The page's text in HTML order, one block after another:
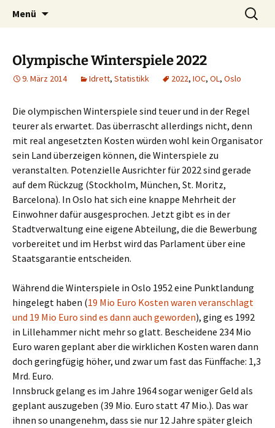
Menü
Suchen
nach:
Olympische Winterspiele 2022
9. März 2014 Idrett, Statistikk 2022, IOC, OL, Oslo
Die olympischen Winterspiele sind teuer und in der Regel
teurer als erwartet. Das überrascht allerdings nicht, denn
mit real angesetzten Kosten würden wohl kein Organisator
sein Land überzeigen können, die Winterspiele zu
veranstalten. Potenzielle Ausrichter für 2022 sind gerade
auf dem Rückzug (Stockholm, München, St. Moritz,
Barcelona). In Oslo hat sich eine knappe Mehrheit der
Einwohner dafür ausgesprochen. Jetzt gibt es in der
Stadtverwaltung eine eigene Abteilung, die die Bewerbung
vorbereitet und im Herbst wird das Parlament über eine
Staatsgarantie entscheiden.
Während die Winterspiele in Oslo 1952 eine Punktlandung
hingelegt haben (19 Mio Euro Kosten waren veranschlagt
und 19 Mio Euro sind es dann auch geworden), ging es 1992
in Lillehammer nicht mehr so glatt. Bescheidene 234 Mio
Euro waren geplant aber die wirklichen Kosten waren dann
doch geringfügig höher, und zwar um fast das Fünffache: 1,3
Mrd. Euro.
Innsbruck gelang es im Jahre 1964 sogar weniger Geld als
geplant auszugeben (39 Mio. Euro statt 47 Mio.). Das war
ihnen so unangenehm, dass sie nur 12 Jahre später gleich